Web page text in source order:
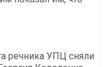
речника УПЦ сняли